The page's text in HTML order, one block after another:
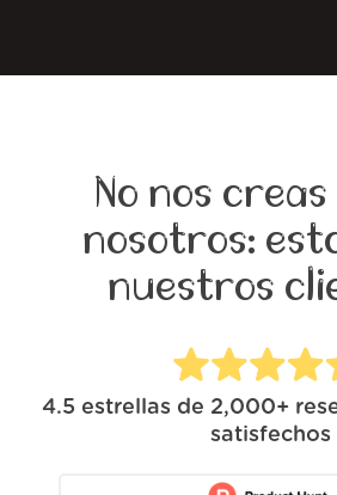
No nos creas
nosotros:
nuestros
4.5 estrellas de 2,000+
satisfechos